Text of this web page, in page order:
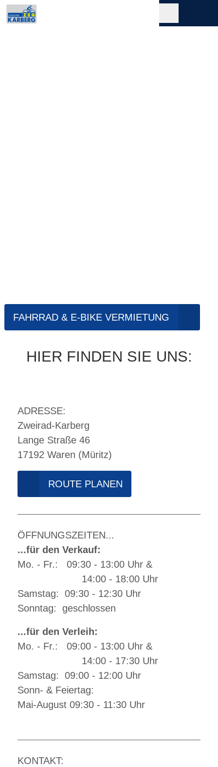
FAHRRAD & E-BIKE VERMIETUNG
HIER FINDEN SIE UNS:
ADRESSE:
Zweirad-Karberg
Lange Straße 46
17192 Waren (Müritz)
ROUTE PLANEN
ÖFFNUNGSZEITEN...
...für den Verkauf:
Mo. - Fr.: 09:30 - 13:00 Uhr &
14:00 - 18:00 Uhr
Samstag: 09:30 - 12:30 Uhr
Sonntag: geschlossen
...für den Verleih:
Mo. - Fr.: 09:00 - 13:00 Uhr &
14:00 - 17:30 Uhr
Samstag: 09:00 - 12:00 Uhr
Sonn- & Feiertag:
Mai-August 09:30 - 11:30 Uhr
KONTAKT: